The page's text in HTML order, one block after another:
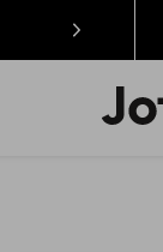
Jotex
logo